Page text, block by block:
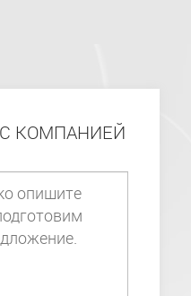
КОМПАНИЕЙ